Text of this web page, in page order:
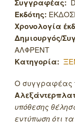
Συγγραφέας:
Εκδότης:
Χρονολογία
Δημιουργός/
ΑΛΦΡΕΝΤ
Κατηγορία:
Ο συγγραφέας
υπόθεσης
εντύπωση ότι